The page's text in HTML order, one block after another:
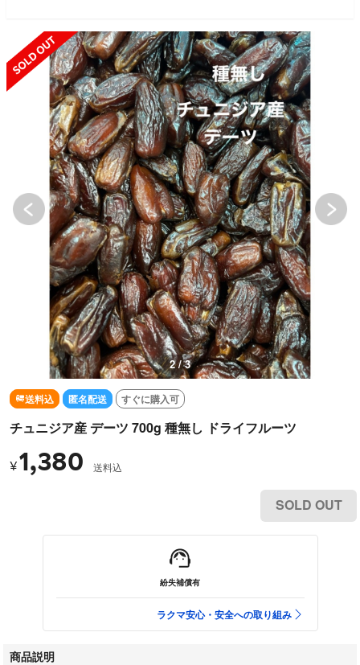
SOLD OUT
2 / 3
送料込 匿名配送 すぐに購入可
チュニジア産 デーツ 700g 種無し ドライフルーツ
¥1,380 送料込
SOLD OUT
紛失補償有
ラクマ安心・安全への取り組み
商品説明